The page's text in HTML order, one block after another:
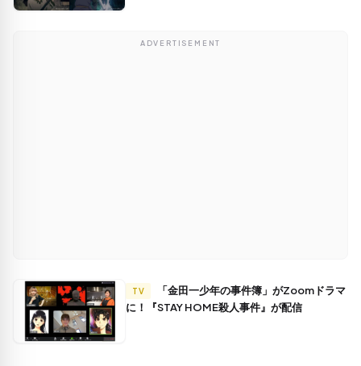
ADVERTISEMENT
TV
に！『STAY HOME殺人事件』が配信